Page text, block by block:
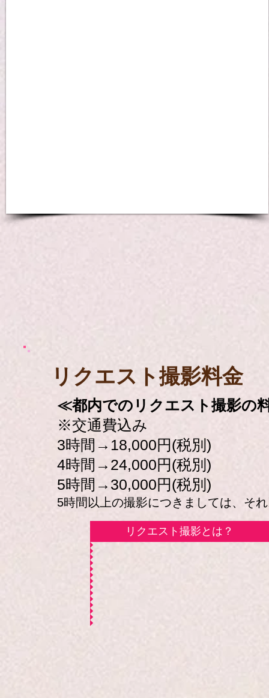
​リクエスト撮影料金
≪都内でのリクエスト撮影の
※交通費込み
3時間→18,000円(税別)
4時間→24,000円(税別)
5時間→30,000円(税別)
5時間以上の撮影につきましては、そ
リクエスト撮影とは？